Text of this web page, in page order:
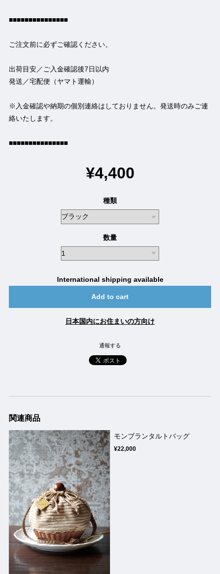
■■■■■■■■■■■■■■■
ご注文前に必ずご確認ください。
出荷目安／ご入金確認後7日以内
発送／宅配便（ヤマト運輸）
※入金確認や納期の個別連絡はしておりません。発送時のみご連
絡いたします。
■■■■■■■■■■■■■■■
¥4,400
種類
数量
International shipping available
Add to cart
日本国内にお住まいの方向け
通報する
関連商品
モンブランタルトバッグ
¥22,000